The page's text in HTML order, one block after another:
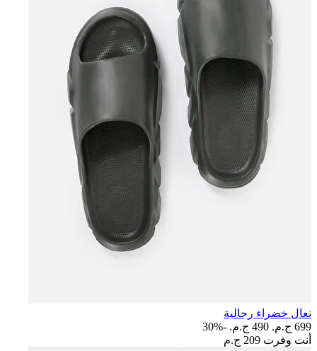
نعال خضراء رجالية
699 ج.م.‏
490 ج.م.‏
-30%
أنت وفرت 209 ج.م